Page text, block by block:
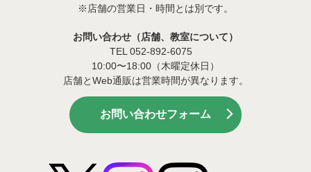
※店舗の営業日・時間とは別です。
お問い合わせ（店舗、教室について）
TEL 052-892-6075
10:00〜18:00（木曜定休日）
店舗とWeb通販は営業時間が異なります。
お問い合わせフォーム